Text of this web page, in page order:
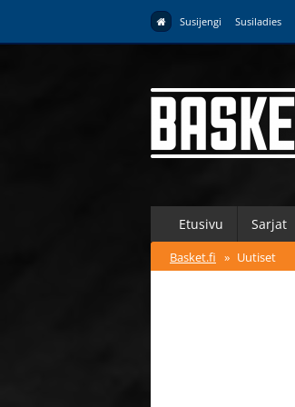
Susijengi Susiladies
Etusivu Sarjat
Basket.fi » Uutiset